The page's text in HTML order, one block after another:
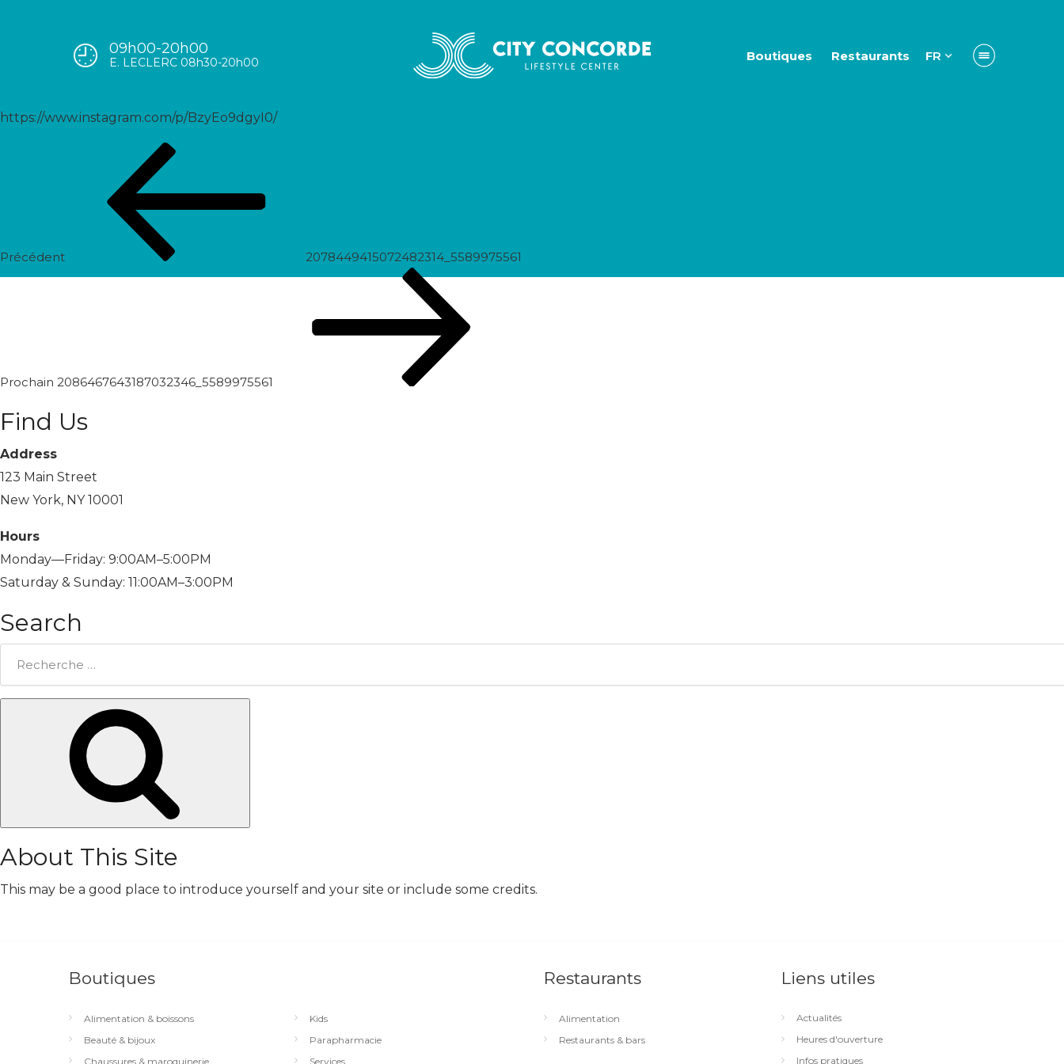
09h00-20h00
E. LECLERC 08h30-20h00 Boutiques Restaurants FR
2085749984384459316_5589975561
https://www.instagram.com/p/BzyEo9dgyI0/
Précédent
2078449415072482314_5589975561
Prochain
Prochain 2086467643187032346_5589975561
Find Us
Address
123 Main Street
New York, NY 10001
Hours
Monday—Friday: 9:00AM–5:00PM
Saturday & Sunday: 11:00AM–3:00PM
Search
About This Site
This may be a good place to introduce yourself and your site or include some credits.
Boutiques
Alimentation & boissons
Beauté & bijoux
Chaussures & maroquinerie
Kids
Parapharmacie
Services
Restaurants
Alimentation
Restaurants & bars
Liens utiles
Actualités
Heures d'ouverture
Infos pratiques